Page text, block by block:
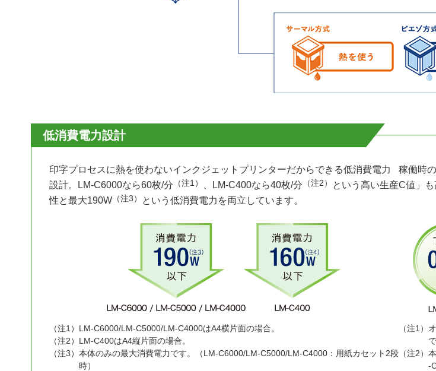
低消費電力設計
印字プロセスに熱を使わないインクジェットプリンターだからできる低消費電力
設計。LM-C6000なら60枚/分 （注1） 、LM-C400なら40枚/分 （注2）
という高い生産
性と最大190W （注3） という低消費電力を両立しています。
（注1） LM-C6000/LM-C5000/LM-C4000はA4横片面の場合。
（注2） LM-C400はA4縦片面の場合。
（注3） 本体のみの最大消費電力です。（LM-C6000/LM-C5000/LM-C4000：用紙カセット2段
時）
稼働時
C値」も
（注1）
（注2）
-